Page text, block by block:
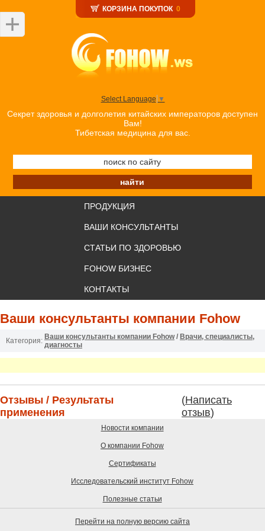
КОРЗИНА ПОКУПОК 0
Select Language ▼
Секрет здоровья и долголетия китайских императоров доступен
Вам!
Тибетская медицина для вас.
ПРОДУКЦИЯ
ВАШИ КОНСУЛЬТАНТЫ
СТАТЬИ ПО ЗДОРОВЬЮ
FOHOW БИЗНЕС
КОНТАКТЫ
Ваши консультанты компании Fohow
Категория: Ваши консультанты компании Fohow/ Врачи, специалисты,
диагносты
Отзывы / Результаты
применения
(Написать
отзыв)
Новости компании
О компании Fohow
Сертификаты
Исследовательский институт Fohow
Полезные статьи
Перейти на полную версию сайта